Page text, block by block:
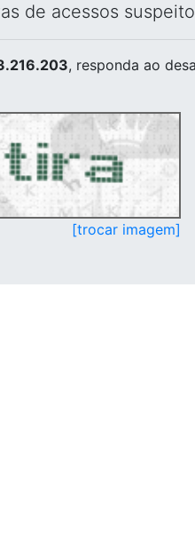
de acessos
, responda ao
[trocar imagem]